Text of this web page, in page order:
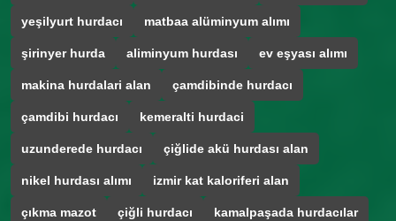
yeşilyurt hurdacı matbaa alüminyum alımı
şirinyer hurda aliminyum hurdası ev eşyası alımı
makina hurdalari alan çamdibinde hurdacı
çamdibi hurdacı kemeralti hurdaci
uzunderede hurdacı çiğlide akü hurdası alan
nikel hurdası alımı izmir kat kaloriferi alan
çıkma mazot çiğli hurdacı kamalpaşada hurdacılar